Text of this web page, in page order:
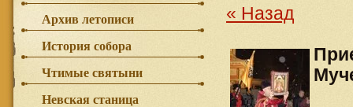
« Назад
Архив летописи
История собора
Чтимые святыни
Невская станица